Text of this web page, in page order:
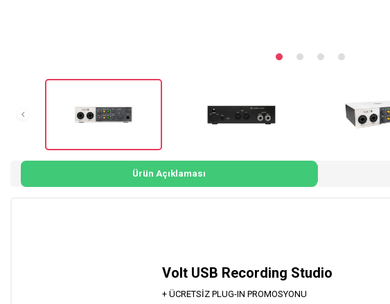
Ürün Açıklaması
Volt USB Recording Studio
+ ÜCRETSİZ PLUG-IN PROMOSYONU